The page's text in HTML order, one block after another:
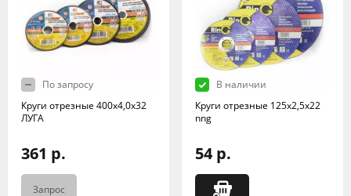
По запросу
Круги отрезные 400х4,0х32
ЛУГА
361 р.
Запрос
В наличии
Круги отрезные 125х2,5х22
nng
54 р.